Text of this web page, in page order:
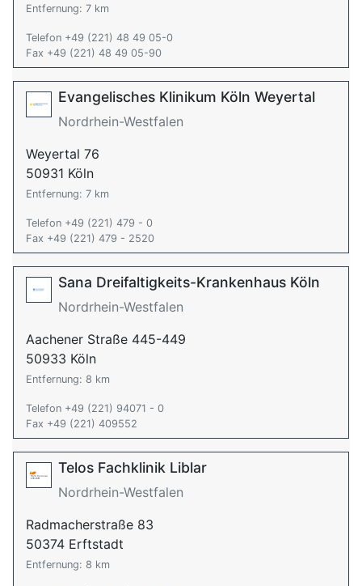
Entfernung: 7 km
Telefon +49 (221) 48 49 05-0
Fax +49 (221) 48 49 05-90
Evangelisches Klinikum Köln Weyertal
Nordrhein-Westfalen
Weyertal 76
50931 Köln
Entfernung: 7 km
Telefon +49 (221) 479 - 0
Fax +49 (221) 479 - 2520
Sana Dreifaltigkeits-Krankenhaus Köln
Nordrhein-Westfalen
Aachener Straße 445-449
50933 Köln
Entfernung: 8 km
Telefon +49 (221) 94071 - 0
Fax +49 (221) 409552
Telos Fachklinik Liblar
Nordrhein-Westfalen
Radmacherstraße 83
50374 Erftstadt
Entfernung: 8 km